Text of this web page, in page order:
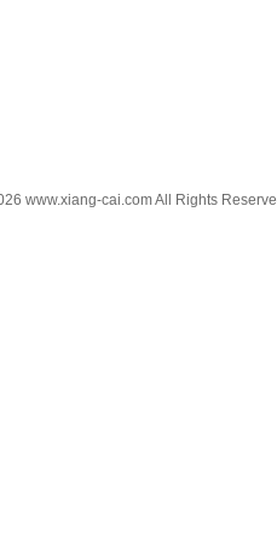
www.xiang-cai.com All Rights